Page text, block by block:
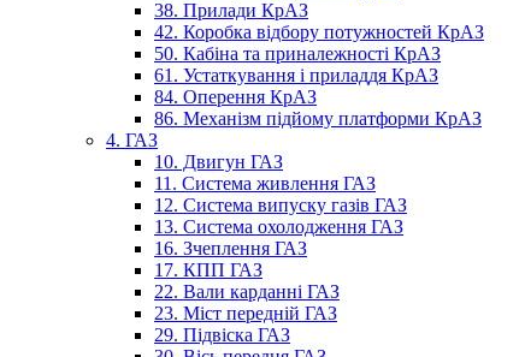
38. Прилади КрАЗ
42. Коробка відбору потужностей КрАЗ
50. Кабіна та приналежності КрАЗ
61. Устаткування і приладдя КрАЗ
84. Оперення КрАЗ
86. Механізм підйому платформи КрАЗ
4. ГАЗ
10. Двигун ГАЗ
11. Система живлення ГАЗ
12. Система випуску газів ГАЗ
13. Система охолодження ГАЗ
16. Зчеплення ГАЗ
17. КПП ГАЗ
22. Вали карданні ГАЗ
23. Міст передній ГАЗ
29. Підвіска ГАЗ